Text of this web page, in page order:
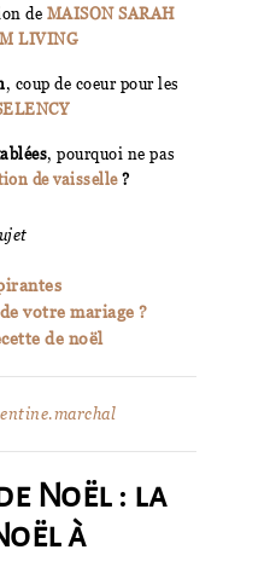
de MAISON SARAH
LIVING
, coup de coeur pour les
, pourquoi ne pas
de vaisselle?
votre mariage ?
de noël
Noël : la
à